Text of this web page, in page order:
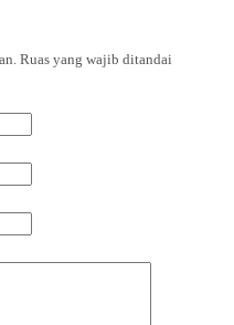
Ruas yang wajib ditandai